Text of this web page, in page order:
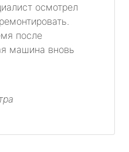
осмотрел
после
машина вновь